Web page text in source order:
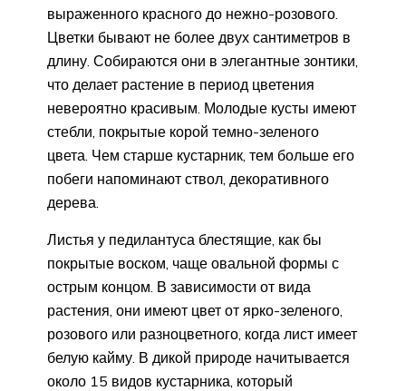
выраженного красного до нежно-розового.
Цветки бывают не более двух сантиметров в
длину. Собираются они в элегантные зонтики,
что делает растение в период цветения
невероятно красивым. Молодые кусты имеют
стебли, покрытые корой темно-зеленого
цвета. Чем старше кустарник, тем больше его
побеги напоминают ствол, декоративного
дерева.
Листья у педилантуса блестящие, как бы
покрытые воском, чаще овальной формы с
острым концом. В зависимости от вида
растения, они имеют цвет от ярко-зеленого,
розового или разноцветного, когда лист имеет
белую кайму. В дикой природе начитывается
около 15 видов кустарника, который